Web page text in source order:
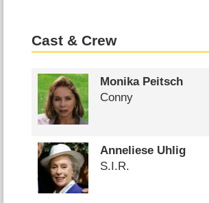
Cast & Crew
Monika Peitsch
Conny
Anneliese Uhlig
S.I.R.